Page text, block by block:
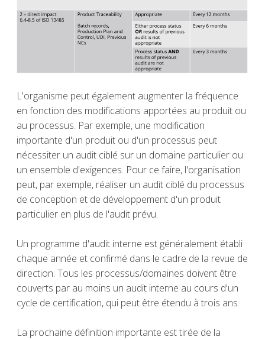
L'organisme peut également augmenter la fréquence
en fonction des modifications apportées au produit ou
au processus. Par exemple, une modification
importante d'un produit ou d'un processus peut
nécessiter un audit ciblé sur un domaine particulier ou
un ensemble d'exigences. Pour ce faire, l'organisation
peut, par exemple, réaliser un audit ciblé du processus
de conception et de développement d'un produit
particulier en plus de l'audit prévu.
Un programme d'audit interne est généralement établi
chaque année et confirmé dans le cadre de la revue de
direction. Tous les processus/domaines doivent être
couverts par au moins un audit interne au cours d'un
cycle de certification, qui peut être étendu à trois ans.
La prochaine définition importante est tirée de la